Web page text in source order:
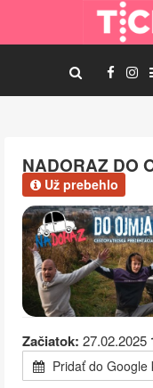
NADORAZ DO
Už prebehlo
Začiatok: 27.02.2025
Pridať do Google